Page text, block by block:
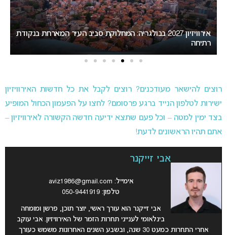
המירוץ לאירוויזיון 2027: בורגס בדרך לחטוף לסופיה את האירוח
רוצים להישאר מעודכנים? רוצים לקבל את כל חדשות האירוויזיון
ישירות לטלפון הנייד ברגע פרסומם? לחצו על הפעמון הכחול המופיע
בצד ימין למטה – וכל פעם שתצא ידיעה חדשה הקשורה לאירוויזיון –
אתם תהיו הראשונים לדעת!
אבי זייקנר
אימייל: aviz1986@gmail.com
טלפון: 050-9441919
אבי זייקנר הוא עורך ראשי, יוצר תוכן, פרשן ומומחה
בינלאומי לענייני תחרות הזמר של האירוויזיון. אבי עוקב
אחרי התחרות כמעט 30 שנה, ובשבע השנים האחרונות משמש כעורך